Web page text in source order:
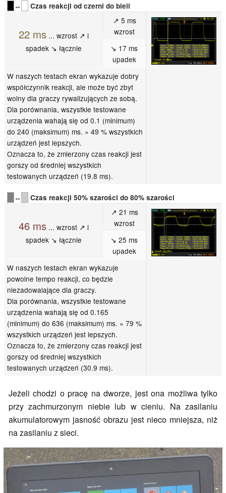
↔
Czas reakcji od czerni do bieli
22 ms... wzrost ↗ i
spadek ↘ łącznie
↗ 5 ms
wzrost
↘ 17 ms
upadek
W naszych testach ekran wykazuje dobry
współczynnik reakcji, ale może być zbyt
wolny dla graczy rywalizujących ze sobą.
Dla porównania, wszystkie testowane
urządzenia wahają się od 0.1 (minimum)
do 240 (maksimum) ms. » 49 % wszystkich
urządzeń jest lepszych.
Oznacza to, że zmierzony czas reakcji jest
gorszy od średniej wszystkich
testowanych urządzeń (19.8 ms).
↔ Czas reakcji 50% szarości do 80% szarości
46 ms... wzrost ↗ i
spadek ↘ łącznie
↗ 21 ms
wzrost
↘ 25 ms
upadek
W naszych testach ekran wykazuje
powolne tempo reakcji, co będzie
niezadowalające dla graczy.
Dla porównania, wszystkie testowane
urządzenia wahają się od 0.165
(minimum) do 636 (maksimum) ms. » 79 %
wszystkich urządzeń jest lepszych.
Oznacza to, że zmierzony czas reakcji jest
gorszy od średniej wszystkich
testowanych urządzeń (30.9 ms).
Jeżeli chodzi o pracę na dworze, jest ona możliwa tylko
przy zachmurzonym niebie lub w cieniu. Na zasilaniu
akumulatorowym jasność obrazu jest nieco mniejsza, niż
na zasilaniu z sieci.